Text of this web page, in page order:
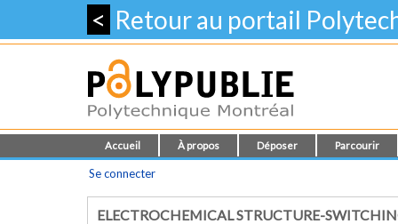
< Retour au portail
Accueil À propos Déposer Parcourir
Se connecter
ELECTROCHEMICAL STRUCTURE-